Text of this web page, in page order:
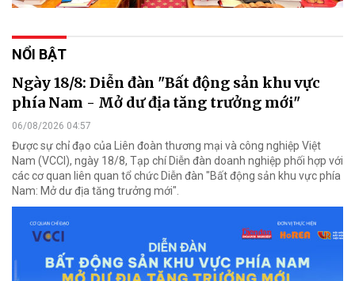
NỔI BẬT
Ngày 18/8: Diễn đàn "Bất động sản khu vực
phía Nam - Mở dư địa tăng trưởng mới"
06/08/2026 04:57
Được sự chỉ đạo của Liên đoàn thương mại và công nghiệp Việt
Nam (VCCI), ngày 18/8, Tạp chí Diễn đàn doanh nghiệp phối hợp với
các cơ quan liên quan tổ chức Diễn đàn "Bất động sản khu vực phía
Nam: Mở dư địa tăng trưởng mới".